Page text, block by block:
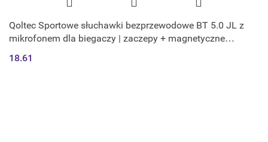
Qoltec Sportowe słuchawki bezprzewodowe BT 5.0 JL z
mikrofonem dla biegaczy | zaczepy + magnetyczne
18.61